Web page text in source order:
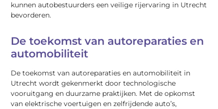
kunnen autobestuurders een veilige rijervaring in Utrecht
bevorderen.
De toekomst van autoreparaties en
automobiliteit
De toekomst van autoreparaties en automobiliteit in
Utrecht wordt gekenmerkt door technologische
vooruitgang en duurzame praktijken. Met de opkomst
van elektrische voertuigen en zelfrijdende auto’s,